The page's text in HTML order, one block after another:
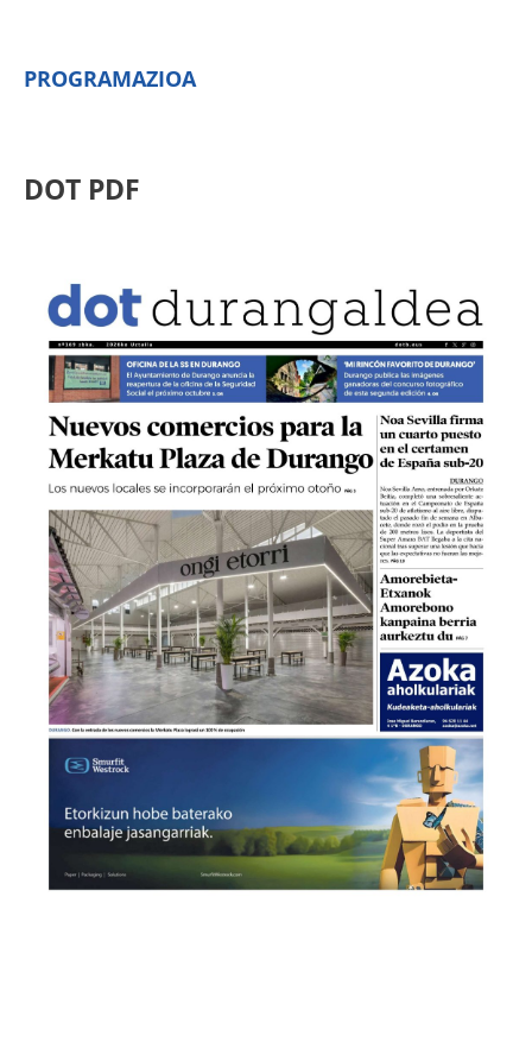
PROGRAMAZIOA
DOT PDF